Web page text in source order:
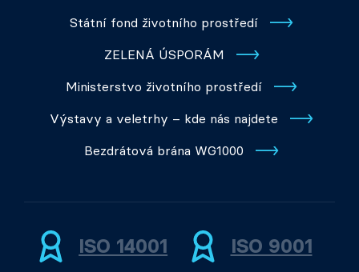
Státní fond životního prostředí
ZELENÁ ÚSPORÁM
Ministerstvo životního prostředí
Výstavy a veletrhy – kde nás najdete
Bezdrátová brána WG1000
ISO 14001 ISO 9001